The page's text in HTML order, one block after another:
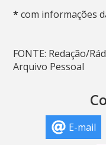
*com informações
FONTE: Redação/
Arquivo Pessoal
E-mail